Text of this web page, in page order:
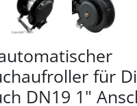
für
DN19 1"